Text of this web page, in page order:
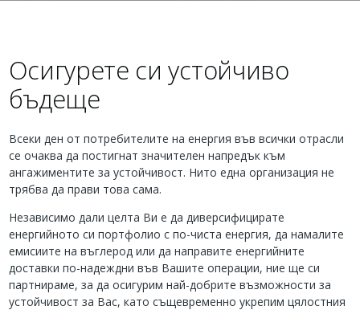
Осигурете си устойчиво
бъдеще
Всеки ден от потребителите на енергия във всички отрасли
се очаква да постигнат значителен напредък към
ангажиментите за устойчивост. Нито една организация не
трябва да прави това сама.
Независимо дали целта Ви е да диверсифицирате
енергийното си портфолио с по-чиста енергия, да намалите
емисиите на въглерод или да направите енергийните
доставки по-надеждни във Вашите операции, ние ще си
партнираме, за да осигурим най-добрите възможности за
устойчивост за Вас, като същевременно укрепим цялостния